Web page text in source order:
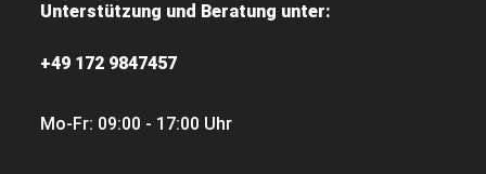
Unterstützung und Beratung unter:
+49 172 9847457
Mo-Fr: 09:00 - 17:00 Uhr